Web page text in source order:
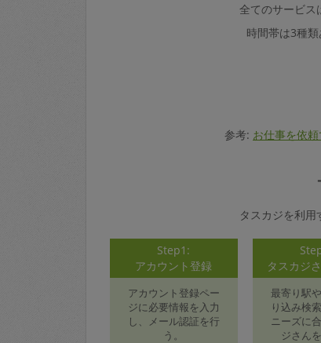
全てのサービス
時間帯は3種
参考: お仕事を依
タスカジを利用
Step1:
アカウント登録
アカウント登録ペー
ジに必要情報を入力
し、メール認証を行
う。
タスカジ
最寄り駅
り込み検
ニーズに
ジさん